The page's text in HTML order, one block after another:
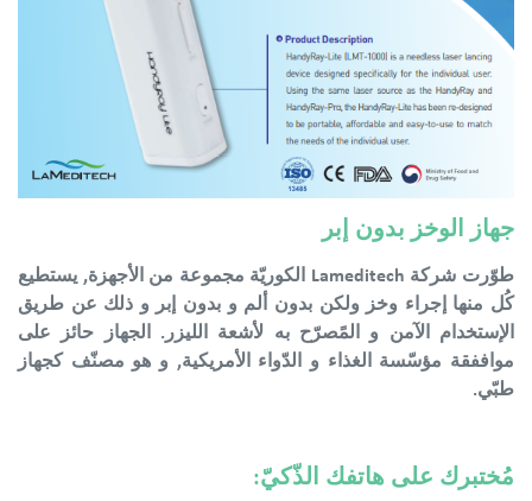
جهاز الوخز بدون إبر
طوّرت شركة Lameditech الكوريّة مجموعة من الأجهزة, يستطيع
كُل منها إجراء وخز ولكن بدون ألم و بدون إبر و ذلك عن طريق
الإستخدام الآمن و المًصرّح به لأشعة الليزر. الجهاز حائز على
مواففقة مؤسّسة الغذاء و الدّواء الأمريكية, و هو مصنّف كجهاز
طبّي.
مُختبرك على هاتفك الذّكيّ: